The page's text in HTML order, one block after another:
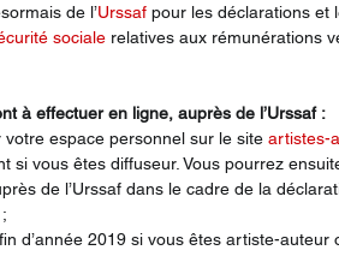
de l’Urssaf pour les déclarations et
sociale relatives aux rémunérations
à effectuer en ligne, auprès de l’Urssaf :
votre espace personnel sur le site artistes-
si vous êtes diffuseur. Vous pourrez
de l’Urssaf dans le cadre de la
d’année 2019 si vous êtes artiste-